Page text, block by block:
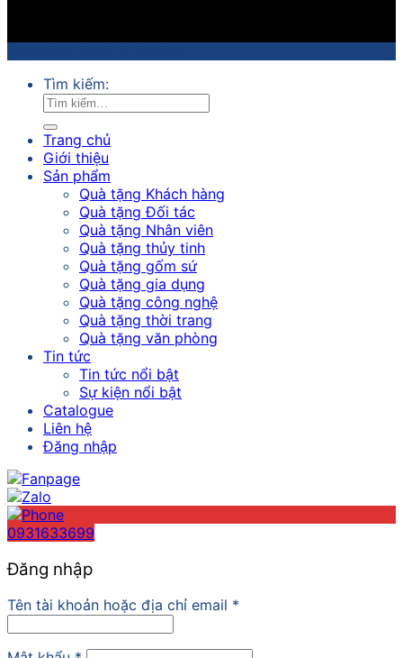
Tìm kiếm:
Trang chủ
Giới thiệu
Sản phẩm
Quà tặng Khách hàng
Quà tặng Đối tác
Quà tặng Nhân viên
Quà tặng thủy tinh
Quà tặng gốm sứ
Quà tặng gia dụng
Quà tặng công nghệ
Quà tặng thời trang
Quà tặng văn phòng
Tin tức
Tin tức nổi bật
Sự kiện nổi bật
Catalogue
Liên hệ
Đăng nhập
0931633699
Đăng nhập
Tên tài khoản hoặc địa chỉ email *